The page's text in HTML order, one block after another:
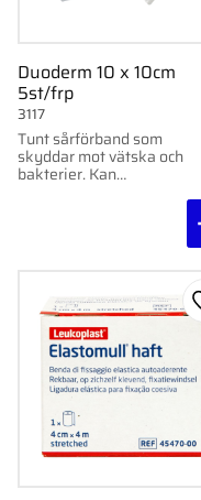
Duoderm 10 x 10cm
5st/frp
Tunt sårförband som
skyddar mot vätska och
bakterier. Kan
3117